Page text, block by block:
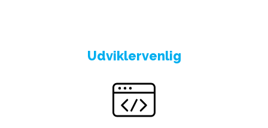
Udviklervenlig